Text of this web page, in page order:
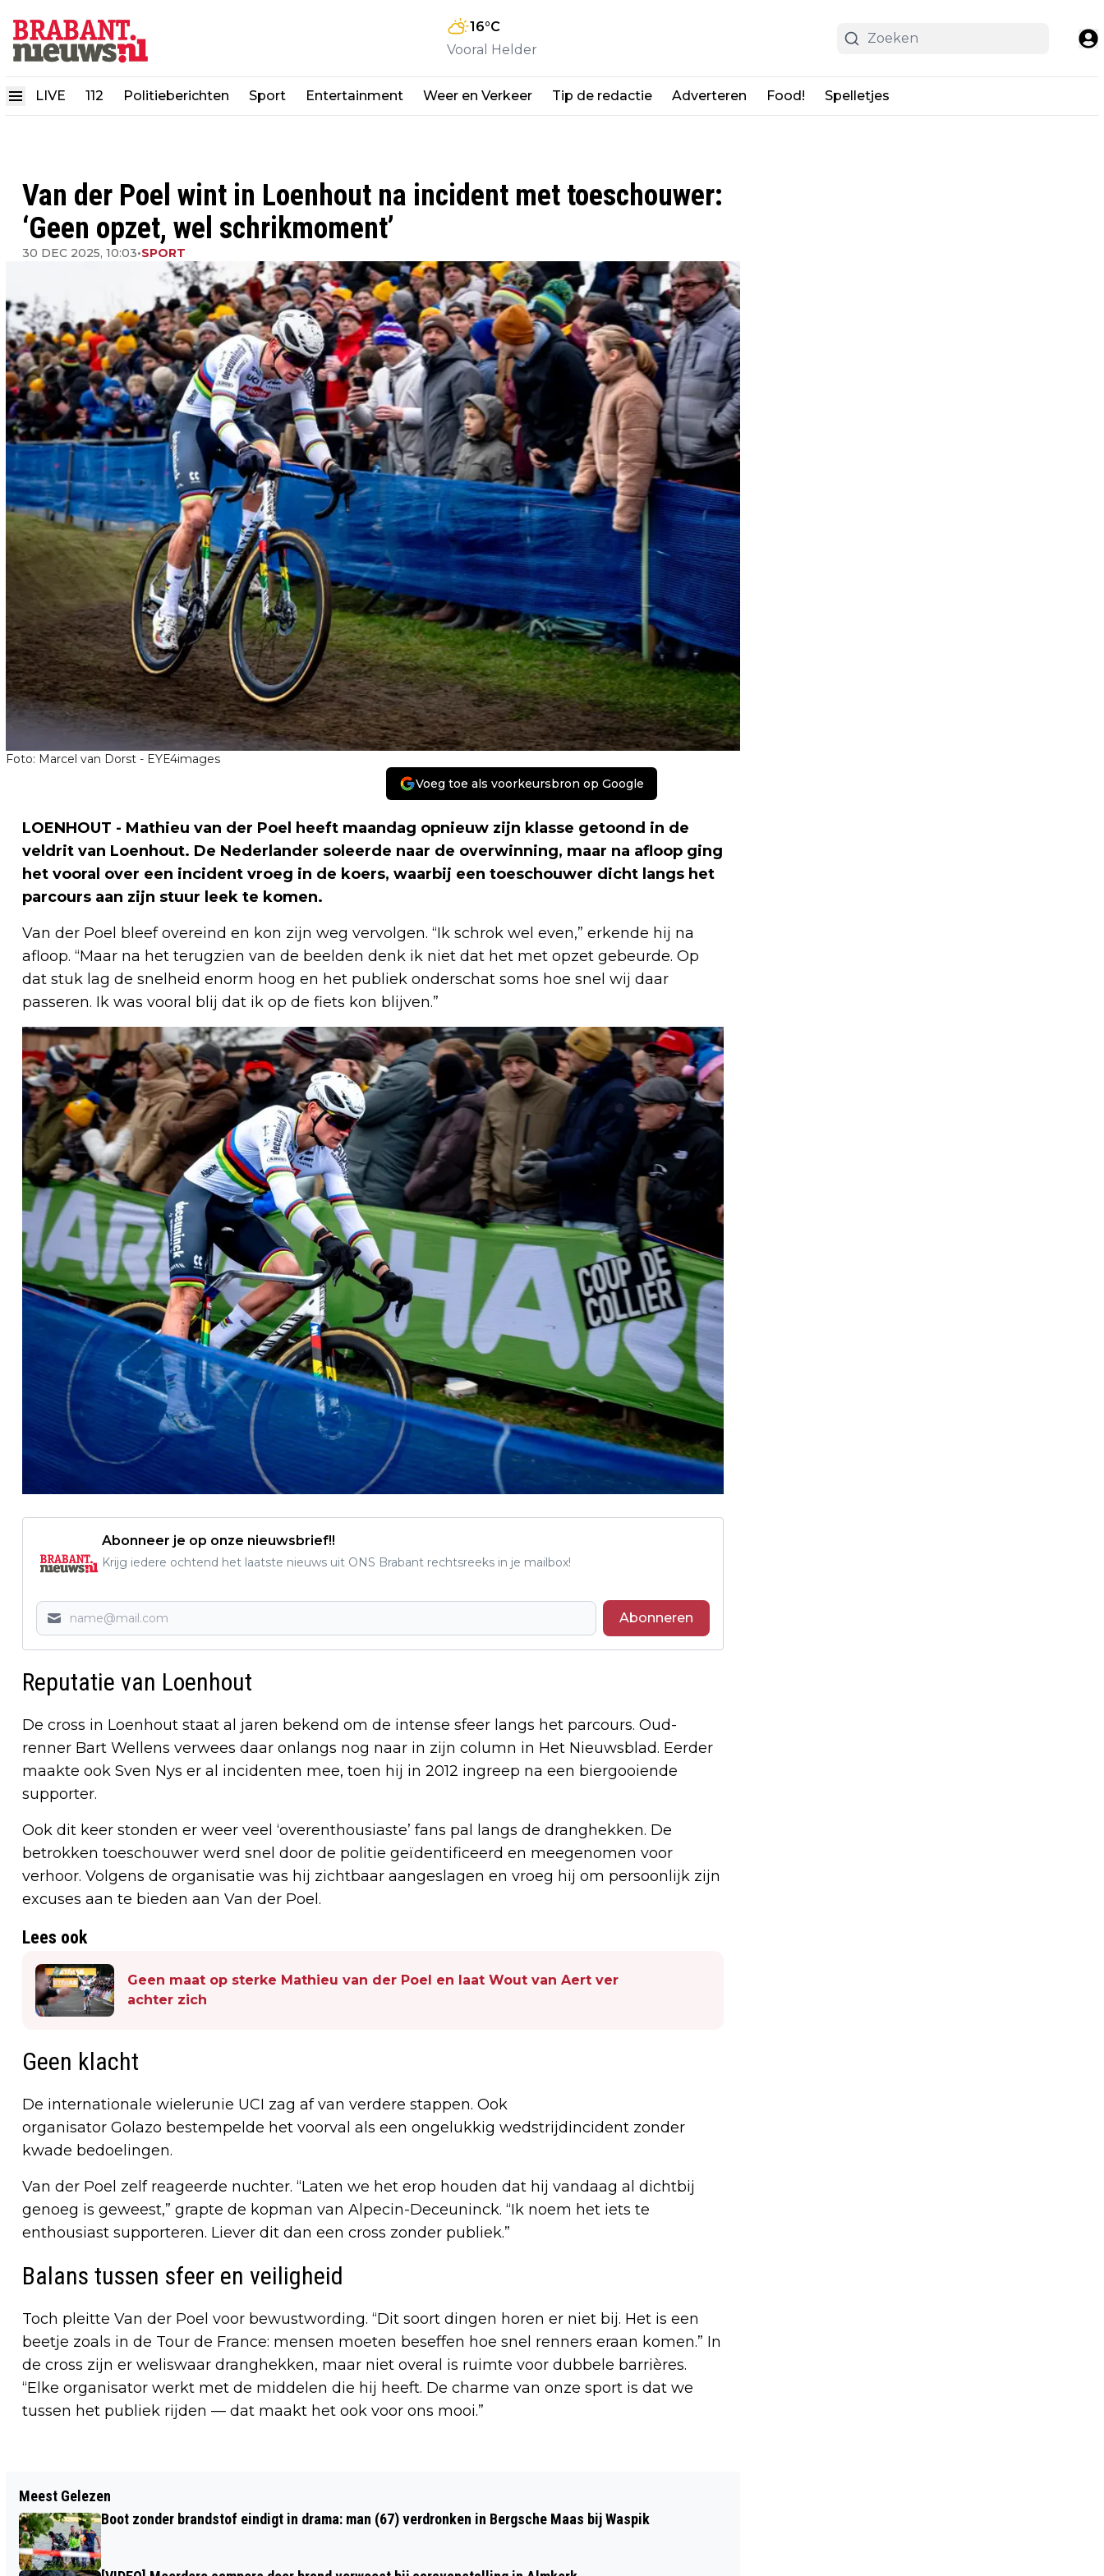
16°C
Vooral Helder
LIVE 112 Politieberichten Sport Entertainment Weer en Verkeer Tip de redactie Adverteren Food! Spelletjes
Van der Poel wint in Loenhout na incident met toeschouwer:
‘Geen opzet, wel schrikmoment’
30 DEC 2025, 10:03•SPORT
Foto: Marcel van Dorst - EYE4images
Voeg toe als voorkeursbron op Google
LOENHOUT - Mathieu van der Poel heeft maandag opnieuw zijn klasse getoond in de
veldrit van Loenhout. De Nederlander soleerde naar de overwinning, maar na afloop ging
het vooral over een incident vroeg in de koers, waarbij een toeschouwer dicht langs het
parcours aan zijn stuur leek te komen.
Van der Poel bleef overeind en kon zijn weg vervolgen. “Ik schrok wel even,” erkende hij na
afloop. “Maar na het terugzien van de beelden denk ik niet dat het met opzet gebeurde. Op
dat stuk lag de snelheid enorm hoog en het publiek onderschat soms hoe snel wij daar
passeren. Ik was vooral blij dat ik op de fiets kon blijven.”
Abonneer je op onze nieuwsbrief!!
Krijg iedere ochtend het laatste nieuws uit ONS Brabant rechtsreeks in je mailbox!
Abonneren
Reputatie van Loenhout
De cross in Loenhout staat al jaren bekend om de intense sfeer langs het parcours. Oud-
renner Bart Wellens verwees daar onlangs nog naar in zijn column in Het Nieuwsblad. Eerder
maakte ook Sven Nys er al incidenten mee, toen hij in 2012 ingreep na een biergooiende
supporter.
Ook dit keer stonden er weer veel ‘overenthousiaste’ fans pal langs de dranghekken. De
betrokken toeschouwer werd snel door de politie geïdentificeerd en meegenomen voor
verhoor. Volgens de organisatie was hij zichtbaar aangeslagen en vroeg hij om persoonlijk zijn
excuses aan te bieden aan Van der Poel.
Lees ook
Geen maat op sterke Mathieu van der Poel en laat Wout van Aert ver
achter zich
Geen klacht
De internationale wielerunie UCI zag af van verdere stappen. Ook
organisator Golazo bestempelde het voorval als een ongelukkig wedstrijdincident zonder
kwade bedoelingen.
Van der Poel zelf reageerde nuchter. “Laten we het erop houden dat hij vandaag al dichtbij
genoeg is geweest,” grapte de kopman van Alpecin-Deceuninck. “Ik noem het iets te
enthousiast supporteren. Liever dit dan een cross zonder publiek.”
Balans tussen sfeer en veiligheid
Toch pleitte Van der Poel voor bewustwording. “Dit soort dingen horen er niet bij. Het is een
beetje zoals in de Tour de France: mensen moeten beseffen hoe snel renners eraan komen.” In
de cross zijn er weliswaar dranghekken, maar niet overal is ruimte voor dubbele barrières.
“Elke organisator werkt met de middelen die hij heeft. De charme van onze sport is dat we
tussen het publiek rijden — dat maakt het ook voor ons mooi.”
OOSTERHOUT KAN DOORPAKKEN:
GROEN LICHT VOOR NIEUW
GEMEENTEHUIS
AANRIJDING MET AUTO IN DEN BOSCH,
Meest Gelezen
Boot zonder brandstof eindigt in drama: man (67) verdronken in Bergsche Maas bij Waspik